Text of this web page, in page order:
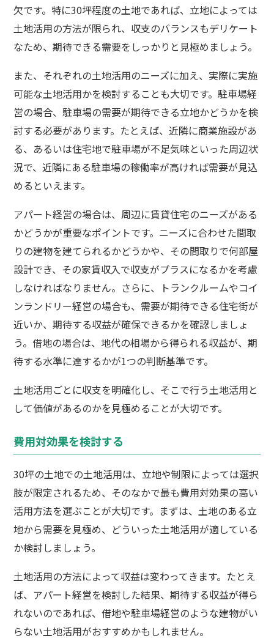
欠です。特に30坪程度の土地であれば、立地によっては
土地活用の方法が限られ、収支のバランスもデリケート
なため、期待できる需要をしっかりと見極めましょう。
また、それぞれの土地活用のニーズに加え、実際に実施
可能な土地活用かを検討することも大切です。駐車場経
営の場合、駐車場の需要が期待できる立地かどうかを検
討する必要があります。たとえば、近隣に商業施設があ
る、あるいは住宅地で駐車場が不足気味といった周辺状
況で、近隣にある駐車場の稼働率が高ければ需要が見込
めるといえます。
アパート経営の場合は、周辺に賃貸住宅のニーズがある
かどうかが重要なポイントです。ニーズに合わせた間取
りの建物を建てられるかどうかや、その間取りで何部屋
設計でき、その家賃収入で収支がプラスになるかを考慮
しなければなりません。さらに、トランクルームやコイ
ンランドリー経営の場合も、需要が期待できる住宅街が
近いか、期待する収益が確保できるかを確認しましょ
う。借地の場合は、地代の相場から得られる収益が、期
待する水準に達するかが1つの判断基準です。
土地活用ごとに収支を明確化し、そこで行う土地活用と
して価値があるのかを見極めることが大切です。
費用対効果を検討する
30坪の土地での土地活用は、立地や制限によっては選択
肢が限定されるため、そのなかで最も費用対効果の高い
活用方法を選ぶことが大切です。まずは、土地のある立
地から需要を見極め、どういった土地活用が適している
か検討しましょう。
土地活用の方法によって収益は変わってきます。たとえ
ば、アパート経営を検討した結果、期待する収益が得ら
れないのであれば、借地や駐車場経営のような建物がい
らない土地活用がおすすめかもしれません。